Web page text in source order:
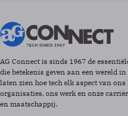
AG Connect is sinds 1967 de
die betekenis geven aan een wereld
laten zien hoe tech elk aspect van
organisaties, ons werk en onze
en maatschappij.